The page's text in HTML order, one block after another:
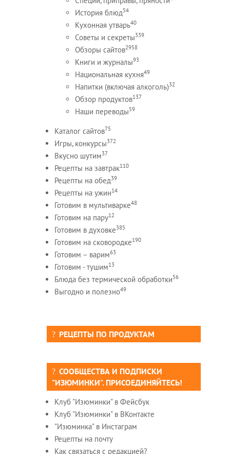
История блюд54
Кухонная утварь40
Советы и секреты339
Обзоры сайтов2958
Книги и журналы93
Национальная кухня49
Напитки (включая алкоголь)32
Обзор продуктов137
Наши переводы59
Каталог сайтов75
Игры, конкурсы372
Вкусно шутим37
Рецепты на завтрак110
Рецепты на обед39
Рецепты на ужин14
Готовим в мультиварке48
Готовим на пару12
Готовим в духовке385
Готовим на сковородке190
Готовим – варим63
Готовим - тушим13
Блюда без термической обработки56
Выгодно и полезно49
РЕЦЕПТЫ ПО ПРОДУКТАМ
СООБЩЕСТВА И ПОДПИСКИ
"ИЗЮМИНКИ". ПРИСОЕДИНЯЙТЕСЬ!
Клуб "Изюминки" в Фейсбук
Клуб "Изюминки" в ВКонтакте
"Изюминка" в Инстаграм
Рецепты на почту
Как связаться с редакцией?